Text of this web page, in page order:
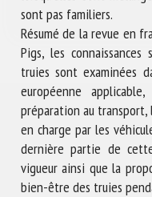
sont pas familiers.
Résumé de la revue en
Pigs, les
truies sont examinées
européenne
préparation au
en charge par les
dernière partie de
vigueur ainsi que la
bien-être des truies